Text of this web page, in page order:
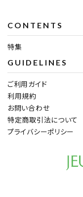
CONTENTS
特集
GUIDELINES
ご利用ガイド
利用規約
お問い合わせ
特定商取引法について
プライバシーポリシー